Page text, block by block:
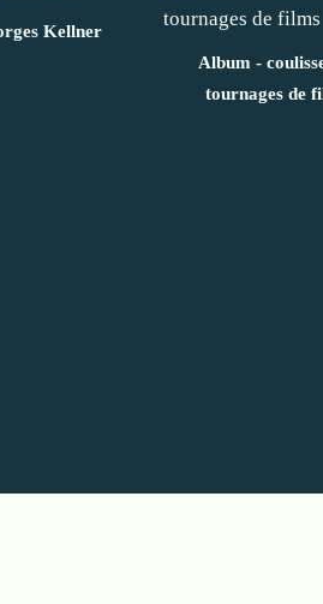
Kellner
Album -
tournages de